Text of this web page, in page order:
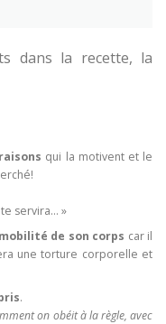
dans la recette, la
raisons qui la motivent et le
servira… »
de son corps car il
une torture corporelle et
.
on obéit à la règle, avec